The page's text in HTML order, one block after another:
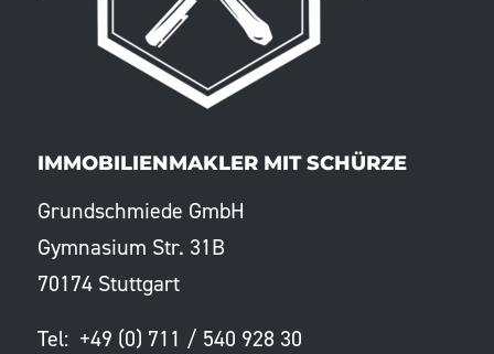
IMMOBILIENMAKLER MIT SCHÜRZE
Grundschmiede GmbH
Gymnasium Str. 31B
70174 Stuttgart
Tel: +49 (0) 711 / 540 928 30